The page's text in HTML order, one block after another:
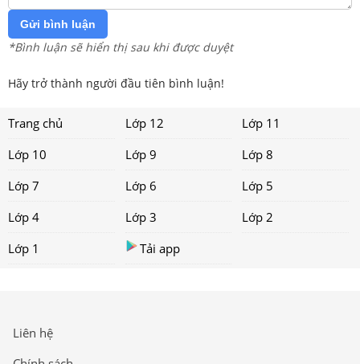
Gửi bình luận
*Bình luận sẽ hiển thị sau khi được duyệt
Hãy trở thành người đầu tiên bình luận!
Trang chủ Lớp 12
Lớp 11
Lớp 10
Lớp 9
Lớp 8
Lớp 7
Lớp 6
Lớp 5
Lớp 4
Lớp 3
Lớp 2
Lớp 1
Tải app
Liên hệ